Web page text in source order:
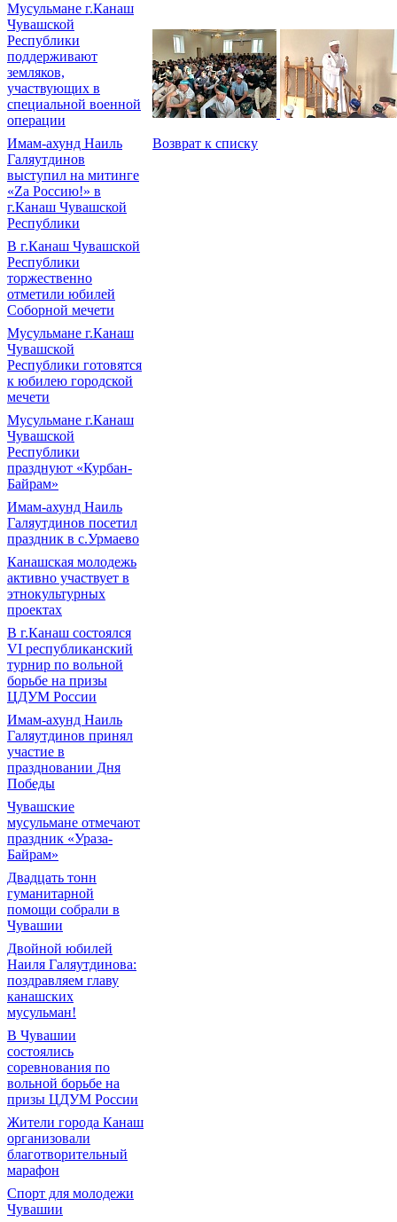
Мусульмане г.Канаш
Чувашской
Республики
поддерживают
земляков,
участвующих в
специальной военной
операции
Имам-ахунд Наиль
Галяутдинов
выступил на митинге
«Zа Россию!» в
г.Канаш Чувашской
Республики
В г.Канаш Чувашской
Республики
торжественно
отметили юбилей
Соборной мечети
Мусульмане г.Канаш
Чувашской
Республики готовятся
к юбилею городской
мечети
Мусульмане г.Канаш
Чувашской
Республики
празднуют «Курбан-
Байрам»
Имам-ахунд Наиль
Галяутдинов посетил
праздник в с.Урмаево
Канашская молодежь
активно участвует в
этнокультурных
проектах
В г.Канаш состоялся
VI республиканский
турнир по вольной
борьбе на призы
ЦДУМ России
Имам-ахунд Наиль
Галяутдинов принял
участие в
праздновании Дня
Победы
Чувашские
мусульмане отмечают
праздник «Ураза-
Байрам»
Двадцать тонн
гуманитарной
помощи собрали в
Чувашии
Двойной юбилей
Наиля Галяутдинова:
поздравляем главу
канашских
мусульман!
В Чувашии
состоялись
соревнования по
вольной борьбе на
призы ЦДУМ России
Жители города Канаш
организовали
благотворительный
марафон
Спорт для молодежи
Чувашии
Возврат к списку